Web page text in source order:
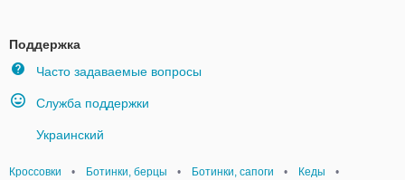
Поддержка
Часто задаваемые вопросы
Служба поддержки
Украинский
Кроссовки • Ботинки, берцы • Ботинки, сапоги • Кеды
•